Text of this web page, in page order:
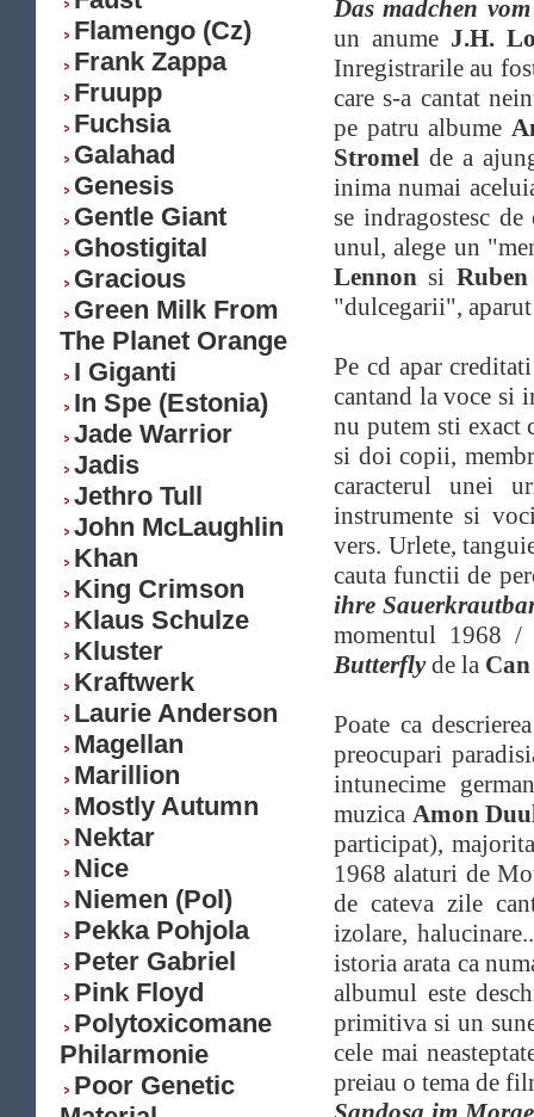
Flamengo (Cz)
Frank Zappa
Fruupp
Fuchsia
Galahad
Genesis
Gentle Giant
Ghostigital
Gracious
Green Milk From
The Planet Orange
I Giganti
In Spe (Estonia)
Jade Warrior
Jadis
Jethro Tull
John McLaughlin
Khan
King Crimson
Klaus Schulze
Kluster
Kraftwerk
Laurie Anderson
Magellan
Marillion
Mostly Autumn
Nektar
Nice
Niemen (Pol)
Pekka Pohjola
Peter Gabriel
Pink Floyd
Polytoxicomane
Philarmonie
Poor Genetic
Das madchen
un anume J.H.
Inregistrarile au
care s-a cantat
pe patru albume
Stromel de a
inima numai
se indragostesc
unul, alege un
Lennonsi
"dulcegarii",
Pe cd apar
cantand la voce si
nu putem sti
si doi copii,
caracterul unei
instrumente si
vers. Urlete,
cauta functii de
ihre
momentul 1968
Butterflyde la
Poate ca
preocupari
intunecime
muzica Amon
participat),
1968 alaturi de
de cateva zile
izolare,
istoria arata ca
albumul este
primitiva si un
cele mai
preiau o tema de